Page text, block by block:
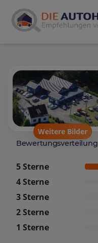
Weitere Bilder
Bewertungsverteilung
5 Sterne
4 Sterne
3 Sterne
2 Sterne
1 Sterne